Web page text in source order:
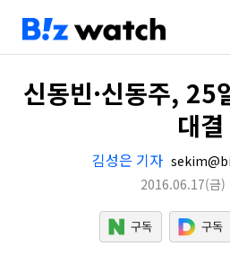
신동빈·신동주, 25
대결
김성은 기자
2016.06.17(금)